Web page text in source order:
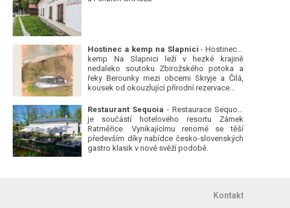
Hostinec a kemp na Slapnici - Hostinec a
kemp Na Slapnici leží v hezké krajině
nedaleko soutoku Zbirožského potoka a
řeky Berounky mezi obcemi Skryje a Čilá,
kousek od okouzlující přírodní rezervace...
Restaurant Sequoia - Restaurace Sequoia
je součástí hotelového resortu Zámek
Ratměřice. Vynikajícímu renomé se těší
především díky nabídce česko-slovenských
gastro klasik v nové svěží podobě.
Kontakt